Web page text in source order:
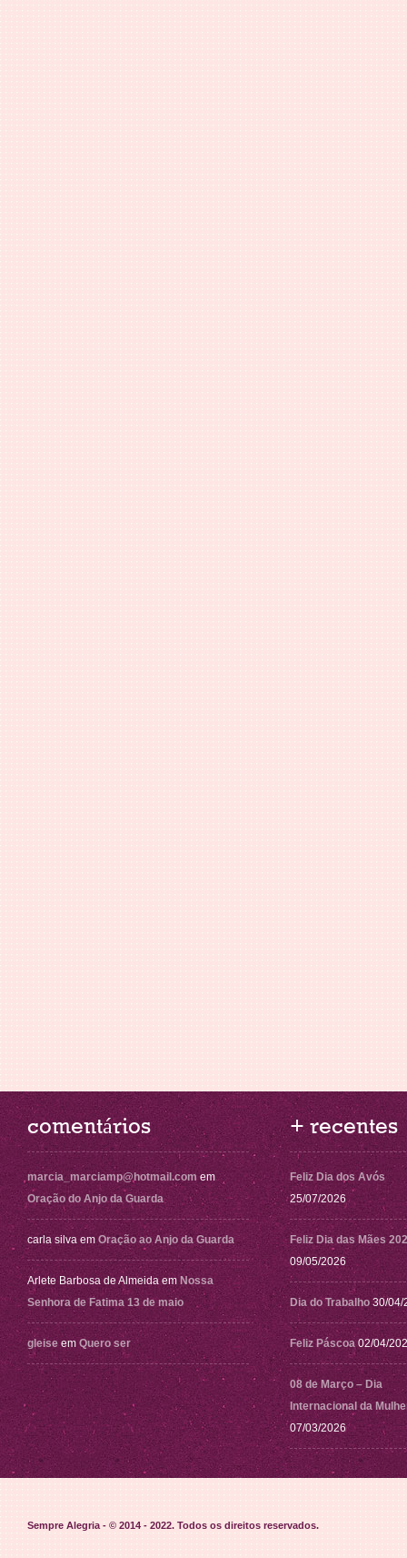
comentários
marcia_marciamp@hotmail.com em
Oração do Anjo da Guarda
carla silva em Oração ao Anjo da Guarda
Arlete Barbosa de Almeida em Nossa
Senhora de Fatima 13 de maio
gleise em Quero ser
+ recentes
Feliz Dia dos Avós
25/07/2026
Feliz Dia das Mães
09/05/2026
Dia do Trabalho 30/04/
Feliz Páscoa 02/04/
08 de Março – Dia
Internacional da
07/03/2026
Sempre Alegria - © 2014 - 2022. Todos os direitos reservados.